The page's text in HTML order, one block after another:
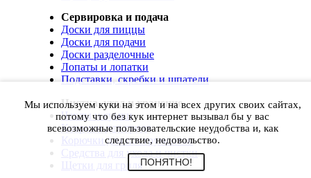
Сервировка и подача
Доски для пиццы
Доски для подачи
Доски разделочные
Лопаты и лопатки
Подставки, скребки и шпатели
Чистка, уход и хранение
Чехлы и сумки
Коврики для гриля
Корючки для инструментов
Средства для ухода и чистки
Щетки для гриля
Мы используем куки на этом и на всех других своих сайтах,
потому что без кук интернет вызывал бы у вас
всевозможные пользовательские неудобства и, как
следствие, недовольство.
ПОНЯТНО!